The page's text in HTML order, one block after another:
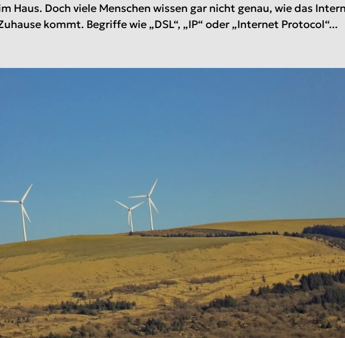
Haus. Doch viele Menschen wissen gar nicht genau, wie das
kommt. Begriffe wie „DSL“, „IP“ oder „Internet Protocol“...